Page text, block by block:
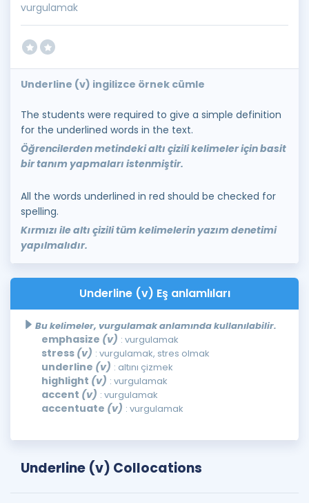
vurgulamak
Underline (v) ingilizce örnek cümle
The students were required to give a simple definition
for the underlined words in the text.
Öğrencilerden metindeki altı çizili kelimeler için basit
bir tanım yapmaları istenmiştir.
All the words underlined in red should be checked for
spelling.
Kırmızı ile altı çizili tüm kelimelerin yazım denetimi
yapılmalıdır.
Underline (v) Eş anlamlıları
Bu kelimeler, vurgulamak anlamında kullanılabilir.
emphasize (v) : vurgulamak
stress (v) : vurgulamak, stres olmak
underline (v) : altını çizmek
highlight (v) : vurgulamak
accent (v) : vurgulamak
accentuate (v) : vurgulamak
Underline (v) Collocations